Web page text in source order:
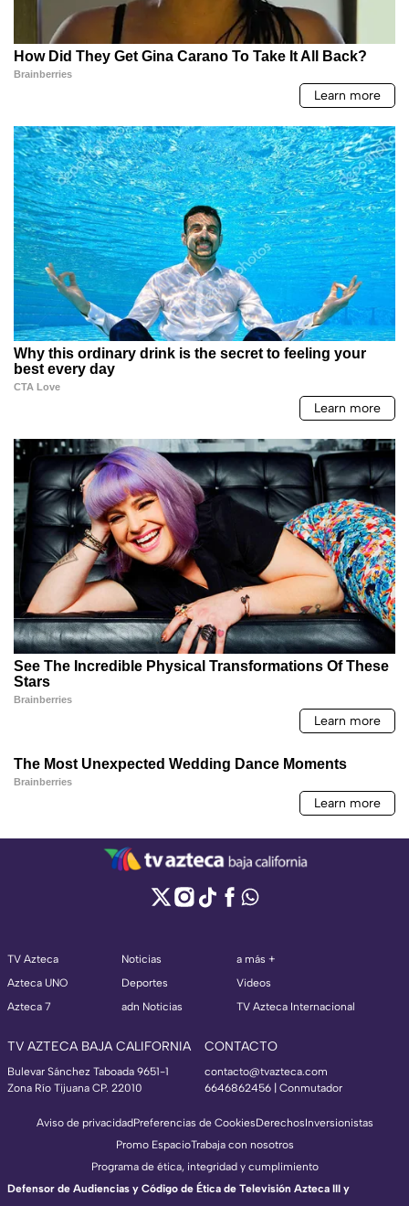
TV Azteca
Azteca UNO
Azteca 7
Noticias
Deportes
adn Noticias
a más +
Videos
TV Azteca Internacional
TV AZTECA BAJA CALIFORNIA
Bulevar Sánchez Taboada 9651-1
Zona Río Tijuana CP. 22010
CONTACTO
contacto@tvazteca.com
6646862456 | Conmutador
Aviso de privacidadPreferencias de CookiesDerechosInversionistas
Promo EspacioTrabaja con nosotros
Programa de ética, integridad y cumplimiento
Defensor de Audiencias y Código de Ética de Televisión Azteca III y